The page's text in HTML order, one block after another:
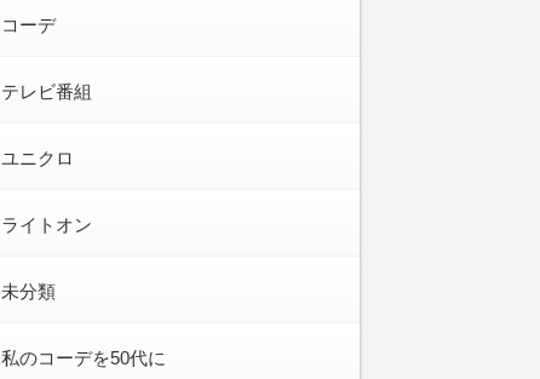
コーデ
テレビ番組
ユニクロ
ライトオン
未分類
私のコーデを50代に